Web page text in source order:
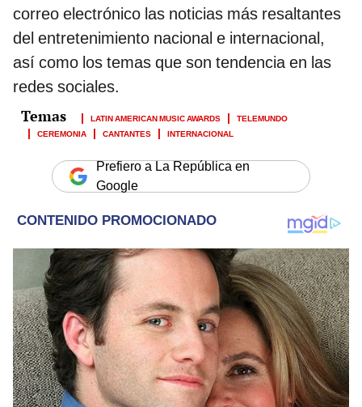
correo electrónico las noticias más resaltantes
del entretenimiento nacional e internacional,
así como los temas que son tendencia en las
redes sociales.
LATIN AMERICAN MUSIC AWARDS
TELEMUNDO
CEREMONIA
CANTANTES INTERNACIONAL
Prefiero a La República en
Google